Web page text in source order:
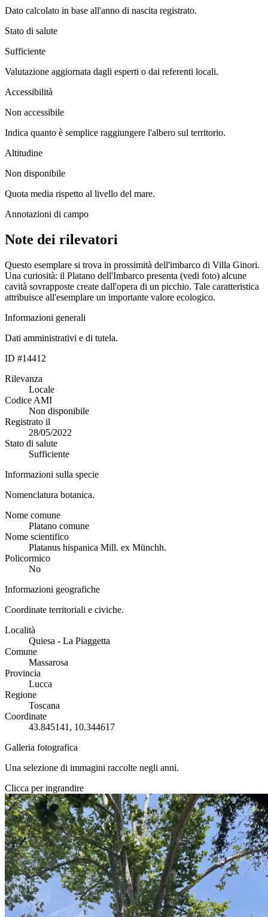
Dato calcolato in base all'anno di nascita registrato.
Stato di salute
Sufficiente
Valutazione aggiornata dagli esperti o dai referenti locali.
Accessibilità
Non accessibile
Indica quanto è semplice raggiungere l'albero sul territorio.
Altitudine
Non disponibile
Quota media rispetto al livello del mare.
Annotazioni di campo
Note dei rilevatori
Questo esemplare si trova in prossimità dell'imbarco di Villa Ginori.
Una curiosità: il Platano dell'Imbarco presenta (vedi foto) alcune
cavità sovrapposte create dall'opera di un picchio. Tale caratteristica
attribuisce all'esemplare un importante valore ecologico.
Informazioni generali
Dati amministrativi e di tutela.
ID #14412
Rilevanza
Locale
Codice AMI
Non disponibile
Registrato il
28/05/2022
Stato di salute
Sufficiente
Informazioni sulla specie
Nomenclatura botanica.
Nome comune
Platano comune
Nome scientifico
Platanus hispanica Mill. ex Münchh.
Policormico
No
Informazioni geografiche
Coordinate territoriali e civiche.
Località
Quiesa - La Piaggetta
Comune
Massarosa
Provincia
Lucca
Regione
Toscana
Coordinate
43.845141, 10.344617
Galleria fotografica
Una selezione di immagini raccolte negli anni.
Clicca per ingrandire